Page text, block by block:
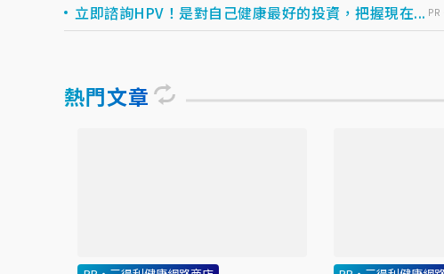
立即諮詢HPV！是對自己健康最好的投資，把握現在...
熱門文章